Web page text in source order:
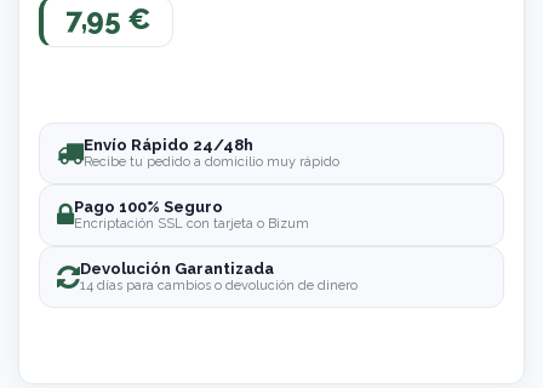
7,95 €
Envío Rápido 24/48h
Recibe tu pedido a domicilio muy rápido
Pago 100% Seguro
Encriptación SSL con tarjeta o Bizum
Devolución Garantizada
14 días para cambios o devolución de dinero